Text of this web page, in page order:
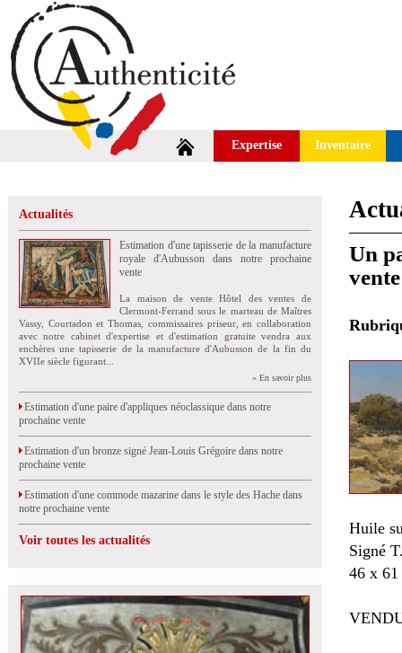
Expertise Inventaire
Actualités
Estimation d'une tapisserie de la manufacture
royale d'Aubusson dans notre prochaine
vente
La maison de vente Hôtel des ventes de
Clermont-Ferrand sous le marteau de Maîtres
Vassy, Courtadon et Thomas, commissaires priseur, en collaboration
avec notre cabinet d'expertise et d'estimation gratuite vendra aux
enchères une tapisserie de la manufacture d'Aubusson de la fin du
XVIIe siècle figurant...
» En savoir plus
Estimation d'une paire d'appliques néoclassique dans notre
prochaine vente
Estimation d'un bronze signé Jean-Louis Grégoire dans notre
prochaine vente
Estimation d'une commode mazarine dans le style des Hache dans
notre prochaine vente
Voir toutes les actualités
Un
vente
Huile
Signé
46 x 61